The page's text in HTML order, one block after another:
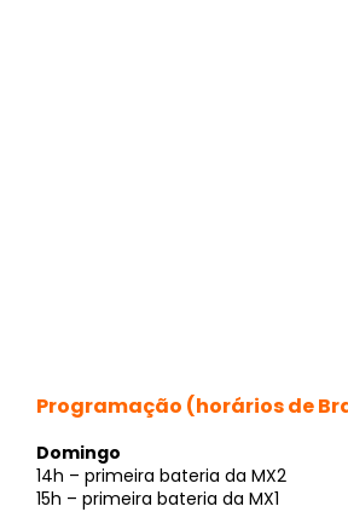
Programação (horários de
Domingo
14h – primeira bateria da MX2
15h – primeira bateria da MX1